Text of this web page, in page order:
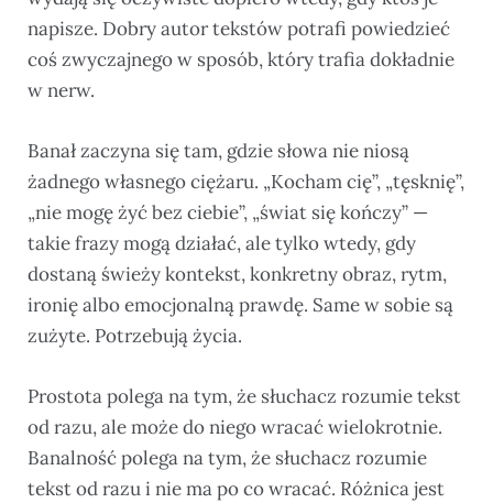
napisze. Dobry autor tekstów potrafi powiedzieć
coś zwyczajnego w sposób, który trafia dokładnie
w nerw.
Banał zaczyna się tam, gdzie słowa nie niosą
żadnego własnego ciężaru. „Kocham cię”, „tęsknię”,
„nie mogę żyć bez ciebie”, „świat się kończy” —
takie frazy mogą działać, ale tylko wtedy, gdy
dostaną świeży kontekst, konkretny obraz, rytm,
ironię albo emocjonalną prawdę. Same w sobie są
zużyte. Potrzebują życia.
Prostota polega na tym, że słuchacz rozumie tekst
od razu, ale może do niego wracać wielokrotnie.
Banalność polega na tym, że słuchacz rozumie
tekst od razu i nie ma po co wracać. Różnica jest